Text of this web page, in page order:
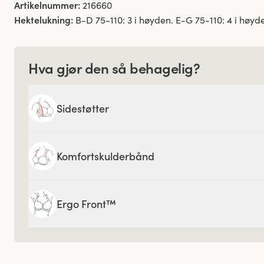
Artikelnummer: 216660
Hektelukning: B-D 75-110: 3 i høyden. E-G 75-110: 4 i
Hva gjør den så behagelig?
Sidestøtter
Komfortskulderbånd
Ergo Front™